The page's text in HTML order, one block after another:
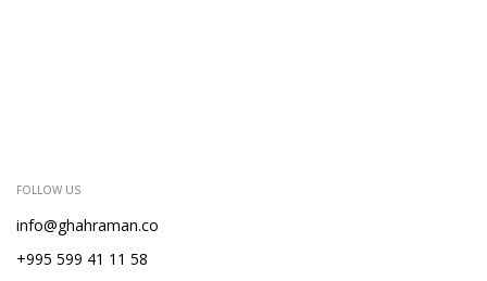
FOLLOW US
info@ghahraman.co
+995 599 41 11 58